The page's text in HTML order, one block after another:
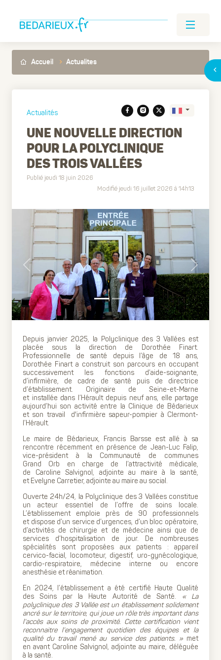
Accueil Actualites
Actualités
UNE NOUVELLE DIRECTION
POUR LA POLYCLINIQUE
DES TROIS VALLÉES
Publié jeudi 18 juin 2026
Modifié jeudi 16 juillet 2026 à 14h13
Previous Next
Depuis janvier 2025, la Polyclinique des 3 Vallées est
placée sous la direction de Dorothée Finart.
Professionnelle de santé depuis l’âge de 18 ans,
Dorothée Finart a construit son parcours en occupant
successivement les fonctions d’aide-soignante,
d’infirmière, de cadre de santé puis de directrice
d’établissement. Originaire de Seine-et-Marne
et installée dans l’Hérault depuis neuf ans, elle partage
aujourd’hui son activité entre la Clinique de Bédarieux
et son travail d'infirmière sapeur-pompier à Clermont-
l’Hérault.
Le maire de Bédarieux, Francis Barsse est allé à sa
rencontre récemment en présence de Jean-Luc Falip,
vice-président à la Communauté de communes
Grand Orb en charge de l’attractivité médicale,
de Caroline Salvignol, adjointe au maire à la santé,
et Evelyne Carretier, adjointe au maire au social.
Ouverte 24h/24, la Polyclinique des 3 Vallées constitue
un acteur essentiel de l’offre de soins locale.
L’établissement emploie près de 90 professionnels
et dispose d’un service d’urgences, d’un bloc opératoire,
d’activités de chirurgie et de médecine ainsi que de
services d’hospitalisation de jour. De nombreuses
spécialités sont proposées aux patients : appareil
cervico-facial, locomoteur, digestif, uro-gynécologique,
cardio-respiratoire, médecine interne ou encore
anesthésie et réanimation.
En 2024, l’établissement a été certifié Haute Qualité
des Soins par la Haute Autorité de Santé. « La
polyclinique des 3 Vallée est un établissement solidement
ancré sur le territoire, qui joue un rôle très important dans
l’accès aux soins de proximité. Cette certification vient
reconnaitre l’engagement quotidien des équipes et la
qualité du travail mené au service des patients. » met
en avant Caroline Salvignol, adjointe au maire, déléguée
à la santé.